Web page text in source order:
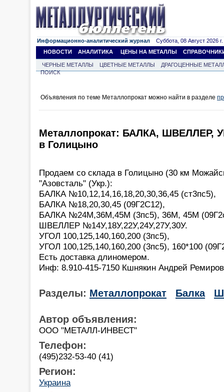
Информационно-аналитический журнал Суббота, 08 Август 2026 г.
НОВОСТИ
АНАЛИТИКА ЦЕНЫ НА МЕТАЛЛЫ
ЧЕРНЫЕ МЕТАЛЛЫ ЦВЕТНЫЕ МЕТАЛЛЫ
ДРАГОЦЕННЫЕ
ПОИСК
Объявления по теме Металлопрокат можно найти в разделе
Металлопрокат: БАЛКА, ШВЕЛЛЕР,
в Голицыно
Продаем со склада в Голицыно (30 км
"Азовсталь" (Укр.):
БАЛКА №10,12,14,16,18,20,30,36,45 (ст3пс5),
БАЛКА №18,20,30,45 (09Г2С12),
БАЛКА №24М,36М,45М (3пс5), 36М, 45М
ШВЕЛЛЕР №14У,18У,22У,24У,27У,30У.
УГОЛ 100,125,140,160,200 (3пс5),
УГОЛ 100,125,140,160,200 (3пс5), 160*100
Есть доставка длиномером.
Инф: 8.910-415-7150 Кшнякин Андрей
Разделы: Металлопрокат Балка
Автор объявления:
ООО "МЕТАЛЛ-ИНВЕСТ"
Телефон:
(495)232-53-40 (41)
Регион:
Украина